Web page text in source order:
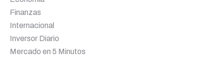
Finanzas
Internacional
Inversor Diario
Mercado en 5 Minutos